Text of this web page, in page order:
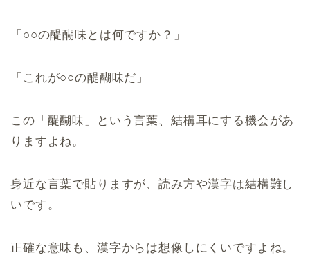
「○○の醍醐味とは何ですか？」
「これが○○の醍醐味だ」
この「醍醐味」という言葉、結構耳にする機会があ
りますよね。
身近な言葉で貼りますが、読み方や漢字は結構難し
いです。
正確な意味も、漢字からは想像しにくいですよね。